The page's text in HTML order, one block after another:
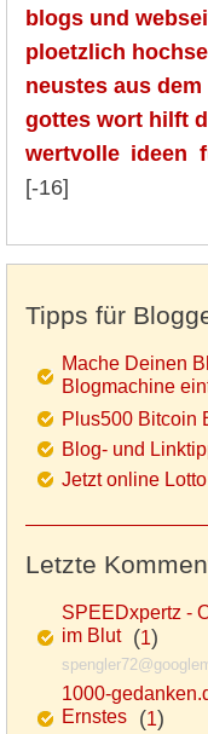
blogs und
ploetzlich
neustes aus
gottes wort hilft
wertvolle ideen
[-16]
Tipps für
Mache Deinen
Blogmachine
Plus500 Bitcoin
Blog- und
Jetzt online
Letzte
SPEEDxpertz -
im Blut(1)
1000-
Ernstes (1)